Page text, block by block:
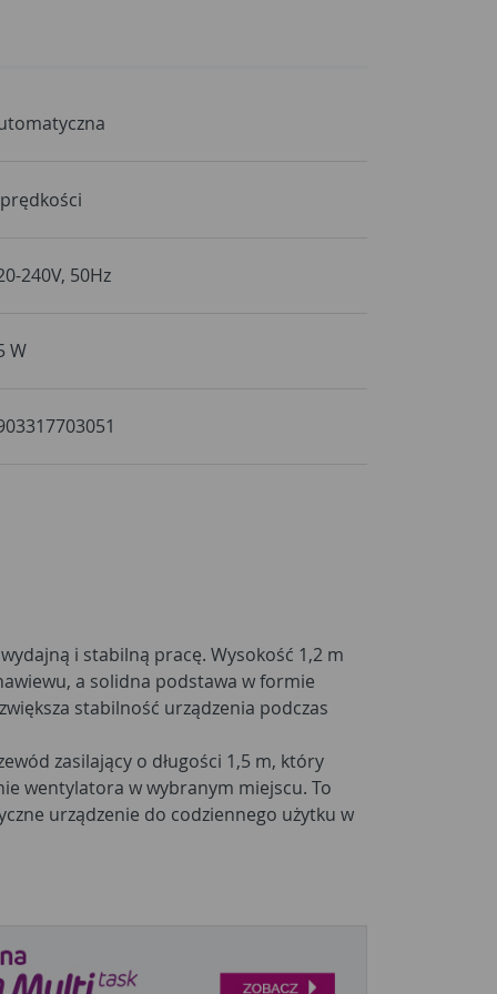
240V, 50Hz
W
i stabilną pracę. Wysokość 1,2 m
a solidna podstawa w formie
stabilność urządzenia podczas
zasilający o długości 1,5 m, który
wentylatora w wybranym miejscu. To
urządzenie do codziennego użytku w